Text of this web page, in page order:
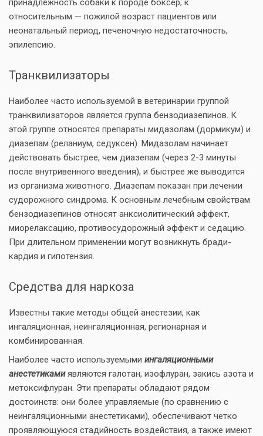
принадлежность собаки к породе боксер; к
относительным — пожилой возраст пациентов или
неонатальный период, печеночную недостаточность,
эпилепсию.
Транквилизаторы
Наиболее часто используемой в ветеринарии группой
транквилизаторов является группа бензодиазепинов. К
этой группе относятся препараты мидазолам (дормикум) и
диазепам (реланиум, седуксен). Мидазолам начинает
действовать быстрее, чем диазепам (через 2-3 минуты
после внутривенного введения), и быстрее же выводится
из организма животного. Диазепам показан при лечении
судорожного синдрома. К основным лечебным свойствам
бензодиазепинов относят анксиолитический эффект,
миорелаксацию, противосудорожный эффект и седацию.
При длительном применении могут возникнуть бради-
кардия и гипотензия.
Средства для наркоза
Известны такие методы общей анестезии, как
ингаляционная, неингаляционная, регионарная и
комбинированная.
Наиболее часто используемыми ингаляционными
анестетикамиявляются галотан, изофлуран, закись азота и
метоксифлуран. Эти препараты обладают рядом
достоинств: они более управляемые (по сравнению с
неингаляционными анестетиками), обеспечивают четко
проявляющуюся стадийность воздействия, а также имеют